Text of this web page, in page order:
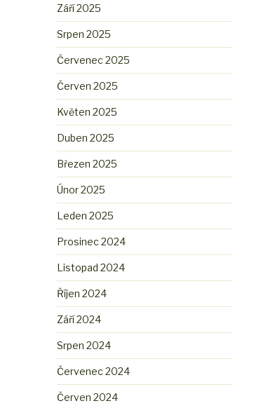
Září 2025
Srpen 2025
Červenec 2025
Červen 2025
Květen 2025
Duben 2025
Březen 2025
Únor 2025
Leden 2025
Prosinec 2024
Listopad 2024
Říjen 2024
Září 2024
Srpen 2024
Červenec 2024
Červen 2024